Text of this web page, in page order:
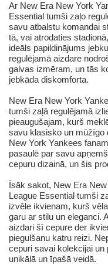
Ar New Era New York
Essential tumši zaļo
savu atbalstu komandai
tā, vai atrodaties
ideāls papildinājums
regulējamā aizdare
galvas izmēram, un tās
jebkāda diskomforta.
New Era New York
tumši zaļā regulējamā
pieaugušajam, kurš
savu klasisko un mūžīgo
New York Yankees
pasaulē par savu
cepuru dizainā, un šis
Īsāk sakot, New Era
League Essential tumši
izvēle ikvienam, kurš
garu ar stilu un eleganci.
aizdari šī cepure der
piegulšanu katru reizi.
cepuri savai kolekcijai
unikālā un īpašā veidā.